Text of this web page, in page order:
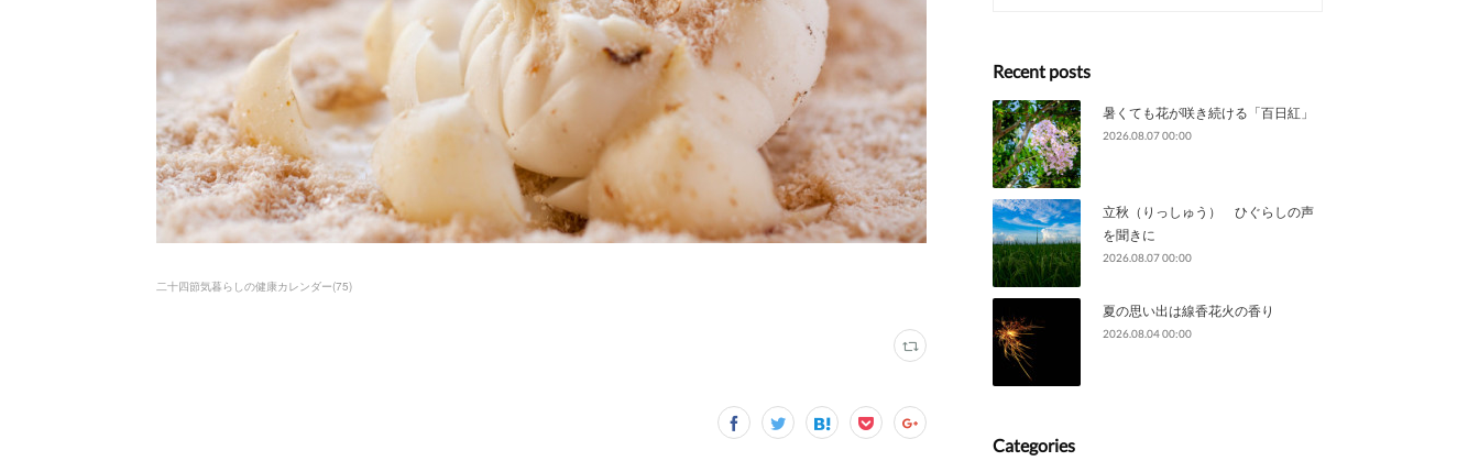
二十四節気暮らしの健康カレンダー(75)
Recent posts
暑くても花が咲き続ける「百日紅」
2026.08.07 00:00
立秋（りっしゅう） ひぐらしの声
を聞きに
2026.08.07 00:00
夏の思い出は線香花火の香り
2026.08.04 00:00
Categories